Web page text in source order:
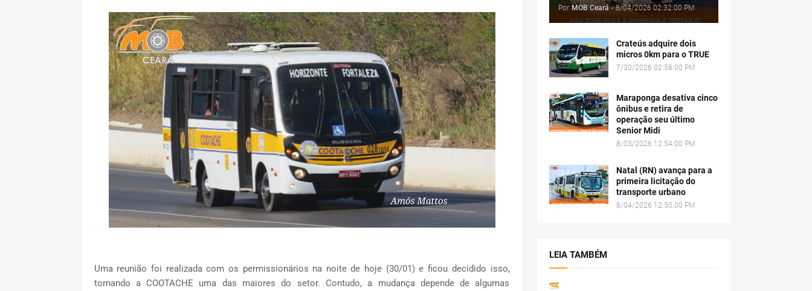
Uma reunião foi realizada com os permissionários na noite de hoje (30/01) e ficou decidido isso,
tornando a COOTACHE uma das maiores do setor. Contudo, a mudança depende de algumas
Por MOB Ceará - 8/04/2026 02:32:00 PM
Crateús adquire dois
micros 0km para o TRUE
7/30/2026 02:58:00 PM
Maraponga desativa cinco
ônibus e retira de
operação seu último
Senior Midi
8/03/2026 12:54:00 PM
Natal (RN) avança para a
primeira licitação do
transporte urbano
8/04/2026 12:50:00 PM
LEIA TAMBÉM